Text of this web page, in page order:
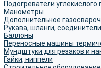
Подогреватели углекислого
Манометры
Дополнительное
Рукава, шланги, соединители
Баллоны
Переносные машины
Мундштуки для резаков и
Гайки, ниппели